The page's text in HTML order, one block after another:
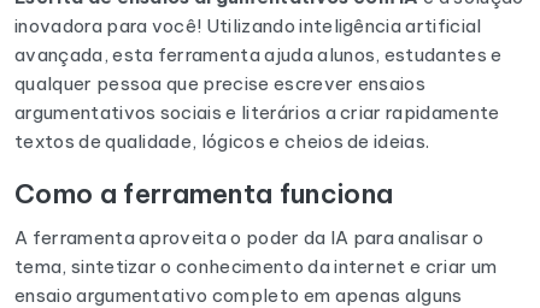
inovadora para você! Utilizando inteligência artificial
avançada, esta ferramenta ajuda alunos, estudantes e
qualquer pessoa que precise escrever ensaios
argumentativos sociais e literários a criar rapidamente
textos de qualidade, lógicos e cheios de ideias.
Como a ferramenta funciona
A ferramenta aproveita o poder da IA para analisar o
tema, sintetizar o conhecimento da internet e criar um
ensaio argumentativo completo em apenas alguns